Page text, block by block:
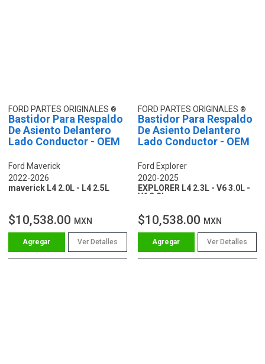
FORD PARTES ORIGINALES
Bastidor Para Respaldo
De Asiento Delantero
Lado Conductor - OEM
Ford Maverick
2022-2026
maverick L4 2.0L - L4 2.5L
$10,538.00 MXN
Ver Detalles
FORD PARTES ORIGINALES
Bastidor Para Respaldo
De Asiento Delantero
Lado Conductor - OEM
Ford Explorer
2020-2025
EXPLORER L4 2.3L - V6 3.0L -
V6 3.3L
$10,538.00 MXN
Ver Detalles